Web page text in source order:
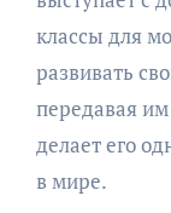
классы для
развивать
передавая
делает его
в мире.